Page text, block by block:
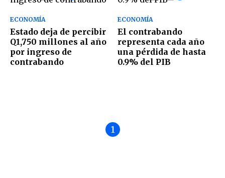
ECONOMÍA
Estado deja de percibir
Q1,750 millones al año
por ingreso de
contrabando
ECONOMÍA
El contrabando
representa cada año
una pérdida de hasta
0.9% del PIB
1